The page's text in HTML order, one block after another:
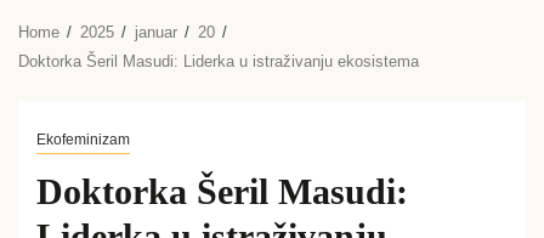
Home 2025 januar
20
Doktorka Šeril Masudi: Liderka u istraživanju ekosistema
Ekofeminizam
Doktorka Šeril Masudi: